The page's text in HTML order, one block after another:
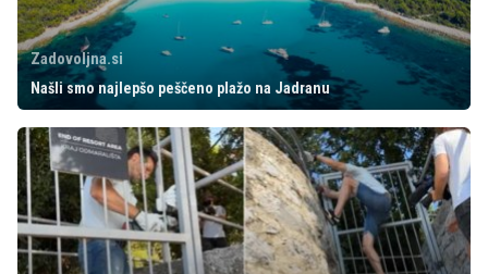
Zadovoljna.si
Našli smo najlepšo peščeno plažo na Jadranu